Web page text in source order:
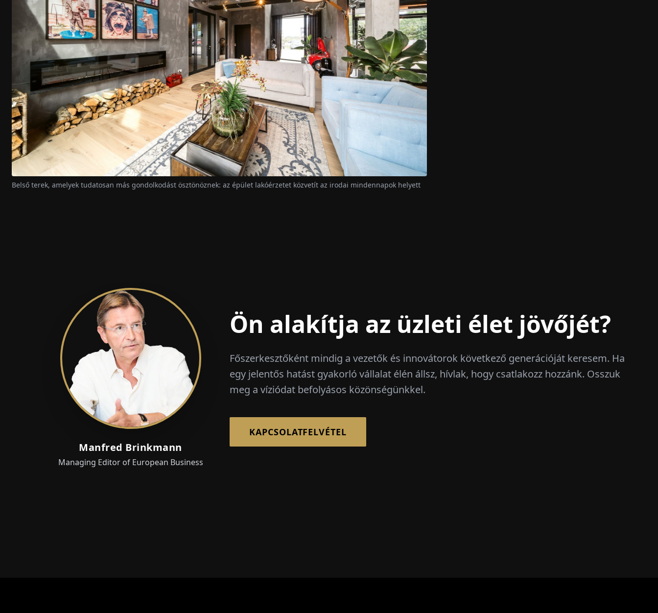
Belső terek, amelyek tudatosan más gondolkodást ösztönöznek: az épület lakóérzetet közvetít az irodai mindennapok helyett
Manfred Brinkmann
Managing Editor of European Business
Ön alakítja az üzleti élet jövőjét?
Főszerkesztőként mindig a vezetők és innovátorok következő generációját keresem. Ha
egy jelentős hatást gyakorló vállalat élén állsz, hívlak, hogy csatlakozz hozzánk. Osszuk
meg a víziódat befolyásos közönségünkkel.
KAPCSOLATFELVÉTEL